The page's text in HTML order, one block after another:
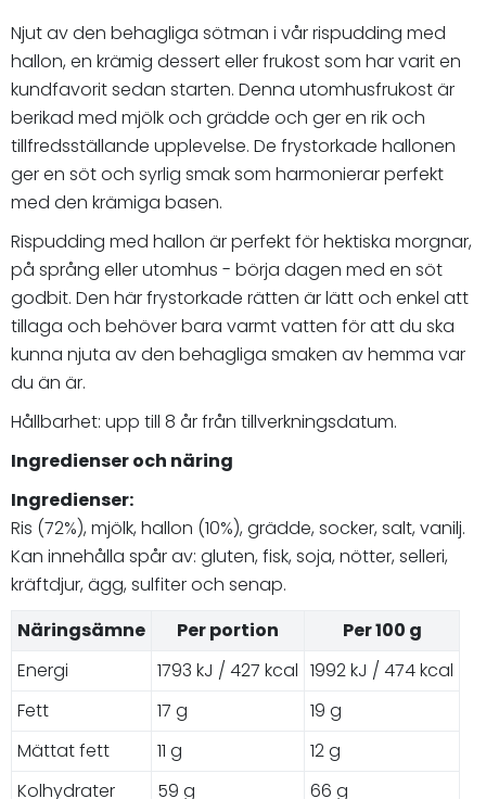
Njut av den behagliga sötman i vår rispudding med
hallon, en krämig dessert eller frukost som har varit en
kundfavorit sedan starten. Denna utomhusfrukost är
berikad med mjölk och grädde och ger en rik och
tillfredsställande upplevelse. De frystorkade hallonen
ger en söt och syrlig smak som harmonierar perfekt
med den krämiga basen.
Rispudding med hallon är perfekt för hektiska morgnar,
på språng eller utomhus - börja dagen med en söt
godbit. Den här frystorkade rätten är lätt och enkel att
tillaga och behöver bara varmt vatten för att du ska
kunna njuta av den behagliga smaken av hemma var
du än är.
Hållbarhet: upp till 8 år från tillverkningsdatum.
Ingredienser och näring
Ingredienser:
Ris (72%), mjölk, hallon (10%), grädde, socker, salt, vanilj.
Kan innehålla spår av: gluten, fisk, soja, nötter, selleri,
kräftdjur, ägg, sulfiter och senap.
Näringsämne
Per portion
Per 100 g
Energi
1793 kJ / 427 kcal 1992 kJ / 474 kcal
Fett
17 g
19 g
Mättat fett
11 g
12 g
Kolhydrater
59 g 66 g